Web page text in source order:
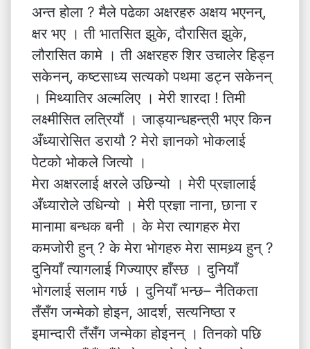
अन्त होला ? मैले पढेका अक्षरहरु अक्षय भएनन्,
क्षर भए । ती भातसित झुके, दौरासित झुके,
लौरासित कामे । ती अक्षरहरु शिर उचालेर हिड्न
सकेनन्, कष्टसाध्य सत्यको पथमा डट्न सकेनन्
। मिथ्यातिर अल्मलिए । मेरी शारदा ! तिमी
लक्ष्मीसित लत्रियौं । जाड्यान्धहन्त्री भएर किन
अँध्यारोसित डरायौ ? मेरो ज्ञानको भोकलाई
पेटको भोकले जित्यो ।
मेरा अक्षरलाई क्षरले उछिन्यो । मेरी प्रज्ञालाई
अँध्यारोले उधिन्यो । मेरी प्रज्ञा नाना, छाना र
मानामा बन्धक बनी । के मेरा त्यागहरु मेरा
कमजोरी हुन् ? के मेरा भोगहरु मेरा सामथ्र्य हुन् ?
दुनियाँ त्यागलाई गिज्याएर हाँस्छ । दुनियाँ
भोगलाई सलाम गर्छ । दुनियाँ भन्छ– नैतिकता
तँसँग जन्मेको होइन, आदर्श, सत्यनिष्ठा र
इमान्दारी तँसँग जन्मेका होइनन् । तिनको पछि